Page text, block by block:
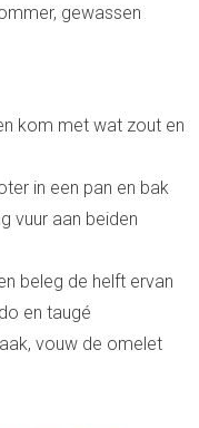
gewassen
kom met wat zout en
in een pan en bak
vuur aan beiden
beleg de helft ervan
en taugé
vouw de omelet